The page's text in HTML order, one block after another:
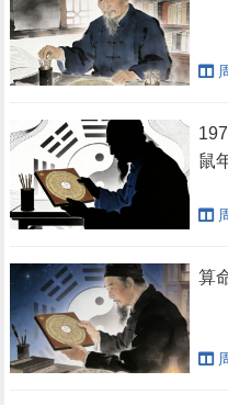
鼠
算